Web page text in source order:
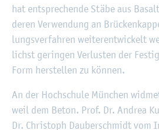
hat ent­spre­chen­de Stäbe aus
deren Ver­wen­dung an
lungs­ver­fah­ren wei­ter­ent­wi­ckelt
lichst ge­rin­gen Ver­lus­ten der
Form her­stel­len zu kön­nen.
An der Hoch­schu­le Mün­chen
weil dem Beton. Prof. Dr. An­drea
Dr. Chris­toph Dau­ber­schmidt